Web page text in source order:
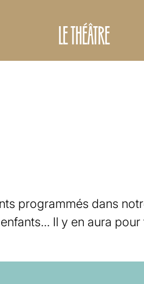
LE THÉÂTRE
programmés dans
Il y en aura pour